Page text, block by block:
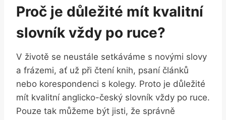
Proč je důležité mít kvalitní
slovník vždy po ruce?
V životě se neustále setkáváme s novými slovy
a frázemi, ať už při čtení knih, psaní článků
nebo korespondenci s kolegy. Proto je důležité
mít kvalitní anglicko-český slovník vždy po ruce.
Pouze tak můžeme být jisti, že správně